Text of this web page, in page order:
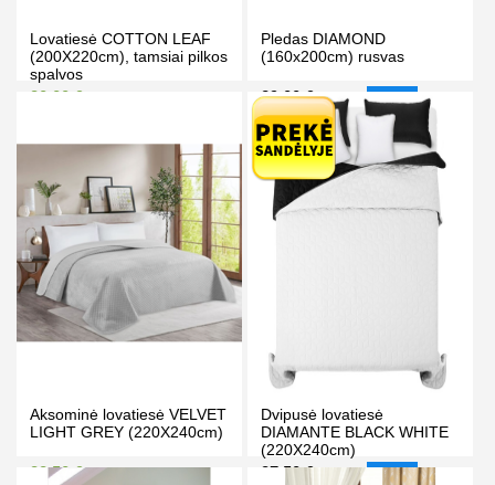
Lovatiesė COTTON LEAF
(200X220cm), tamsiai pilkos
spalvos
30.00 €
PIRKTI
Pledas DIAMOND
(160x200cm) rusvas
29.00 €31.00 € -6%
PIRKTI
Aksominė lovatiesė VELVET
LIGHT GREY (220X240cm)
38.50 € 44.50 €
Dvipusė lovatiesė
DIAMANTE BLACK WHITE
(220X240cm)
37.50 € 40.50 € -7%